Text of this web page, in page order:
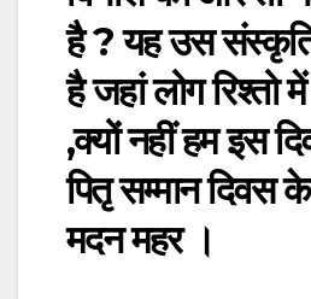
है ? यह उस
है जहां लोग रिश्तो
,क्यों नहीं हम इस
पितृ सम्मान दिवस
मदन महर ।